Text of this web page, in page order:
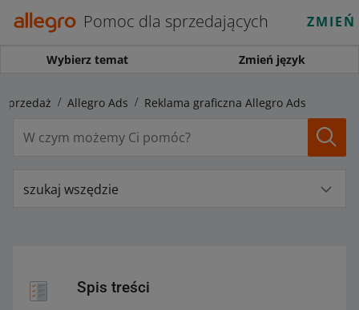
Pomoc dla sprzedających
Wybierz temat Zmień język
Allegro Ads Reklama graficzna Allegro Ads
szukaj wszędzie
Spis treści